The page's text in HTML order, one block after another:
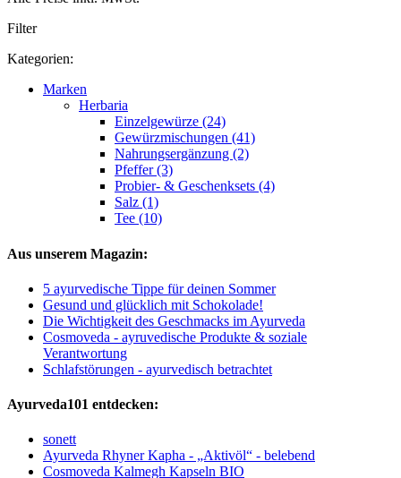
Filter
Kategorien:
Marken
Herbaria
Einzelgewürze (24)
Gewürzmischungen (41)
Nahrungsergänzung (2)
Pfeffer (3)
Probier- & Geschenksets (4)
Salz (1)
Tee (10)
Aus unserem Magazin:
5 ayurvedische Tippe für deinen Sommer
Gesund und glücklich mit Schokolade!
Die Wichtigkeit des Geschmacks im Ayurveda
Cosmoveda - ayruvedische Produkte & soziale
Verantwortung
Schlafstörungen - ayurvedisch betrachtet
Ayurveda101 entdecken:
sonett
Ayurveda Rhyner Kapha - „Aktivöl“ - belebend
Cosmoveda Kalmegh Kapseln BIO